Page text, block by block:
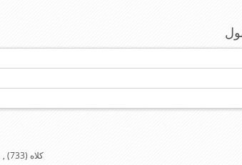
کلاه (733)
,